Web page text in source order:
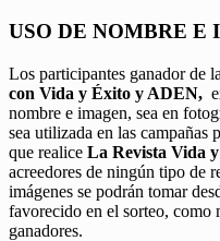
USO DE NOMBRE E
Los participantes ganador de
con Vida y Éxito y ADEN,
nombre e imagen, sea en
sea utilizada en las
que realice La Revista Vida
acreedores de ningún tipo de
imágenes se podrán tomar
favorecido en el sorteo, como
ganadores.